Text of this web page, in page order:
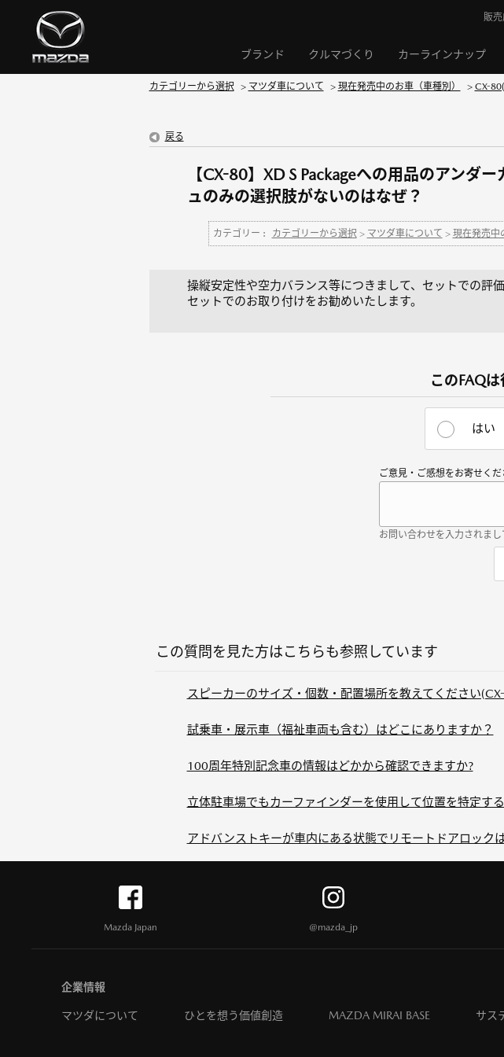
ブランド クルマづくり カーラインナップ
販
カテゴリーから選択 > マツダ車について > 現在発売中のお車（車種別） > CX-
戻る
【CX-80】XD S Packageへの用品のアンダ
ュのみの選択肢がないのはなぜ？
カテゴリー : カテゴリーから選択 > マツダ車について > 現在発売中
操縦安定性や空力バランス等につきまして、セットでの評
セットでのお取り付けをお勧めいたします。
このFAQ
はい
ご意見・ご感想をお寄せくだ
お問い合わせを入力されま
この質問を見た方はこちらも参照しています
スピーカーのサイズ・個数・配置場所を教えてください
試乗車・展示車（福祉車両も含む）はどこにありますか？
100周年特別記念車の情報はどかから確認できますか?
立体駐車場でもカーファインダーを使用して位置を特定す
アドバンストキーが車内にある状態でリモートドアロック
Mazda Japan @mazda_jp
企業情報
マツダについて ひとを想う価値創造 MAZDA MIRAI BASE サス